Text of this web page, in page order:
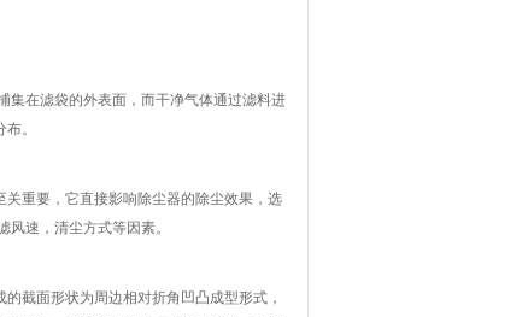
集在滤袋的外表面，而干净气体通过滤料进
。
重要，它直接影响除尘器的除尘效果，选
速，清尘方式等因素。
截面形状为周边相对折角凹凸成型形式，